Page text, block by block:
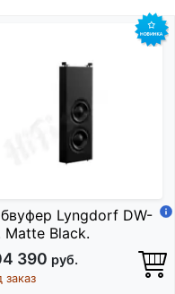
Lyngdorf DW-
Matte Black.
390 руб.
заказ